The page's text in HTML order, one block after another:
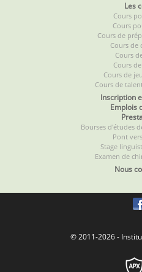
Les
Cours
Cours
Cours de
Cours de
Cours
Cours
Cours de
Cours de
Inscription
Emplois
Bourses d'études
Pont
Stage
Examen de
Nous
© 2011-2026 -